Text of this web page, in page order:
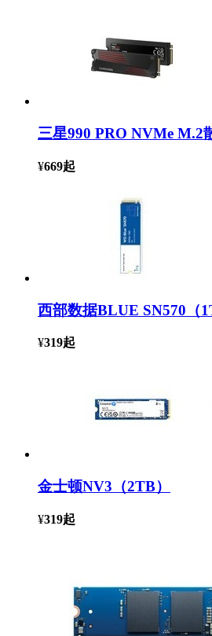
三星990 PRO NVMe M.2
¥669起
西部数据BLUE SN570（
¥319起
金士顿NV3（2TB）
¥319起